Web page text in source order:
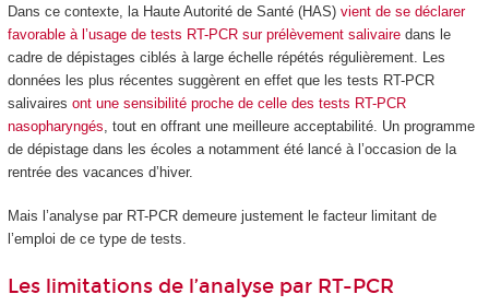
Dans ce contexte, la Haute Autorité de Santé (HAS) vient de se déclarer
favorable à l’usage de tests RT-PCR sur prélèvement salivairedans le
cadre de dépistages ciblés à large échelle répétés régulièrement. Les
données les plus récentes suggèrent en effet que les tests RT-PCR
salivaires ont une sensibilité proche de celle des tests RT-PCR
nasopharyngés , tout en offrant une meilleure acceptabilité. Un programme
de dépistage dans les écoles a notamment été lancé à l’occasion de la
rentrée des vacances d’hiver.
Mais l’analyse par RT-PCR demeure justement le facteur limitant de
l’emploi de ce type de tests.
Les limitations de l’analyse par RT-PCR